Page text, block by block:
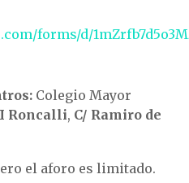
forms/d/
Colegio Mayor
Roncalli, C/ Ramiro de
el aforo es limitado.